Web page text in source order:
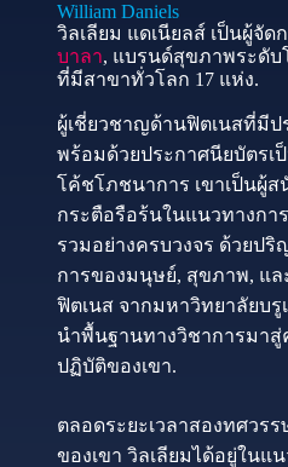
William Daniels
วิลเลียม แดเนียลส์ เป็นผู้จัด
บาลา, แบรนด์สุขภาพระดับ
ที่มีสาขาทั่วโลก 17 แห่ง.
ผู้เชี่ยวชาญด้านฟิตเนสที่มี
พร้อมด้วยประกาศนียบัตรเ
โค้ชโภชนาการ เขาเป็นผู้ส
กระตือรือร้นในแนวทางก
รวมอย่างครบวงจร ด้วยป
การของมนุษย์, สุขภาพ, แล
ฟิตเนส จากมหาวิทยาลัยบรู
นำพื้นฐานทางวิชาการมา
ปฏิบัติของเขา.
ตลอดระยะเวลาสองทศวร
ของเขา วิลเลียมได้อยู่ในแ